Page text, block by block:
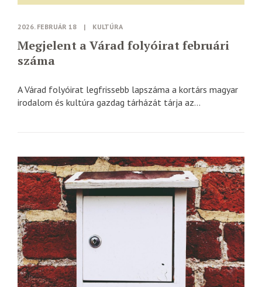
2026. FEBRUÁR 18 | KULTÚRA
Megjelent a Várad folyóirat februári
száma
A Várad folyóirat legfrissebb lapszáma a kortárs magyar
irodalom és kultúra gazdag tárházát tárja az...